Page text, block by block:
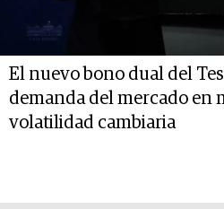
El nuevo bono dual del
demanda del mercado en
volatilidad cambiaria